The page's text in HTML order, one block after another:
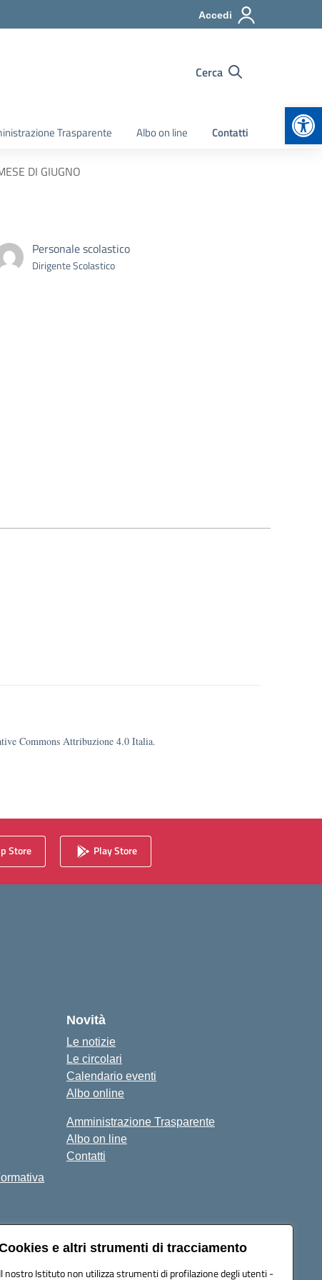
e altri strumenti di tracciamento
Il nostro Istituto non utilizza strumenti di profilazione degli utenti -
Accedi
Cerca
Trasparente Albo on line Contatti
DI GIUGNO
Personale scolastico
Dirigente Scolastico
Commons Attribuzione 4.0 Italia.
Store Play Store
Novità
Le notizie
Le circolari
Calendario eventi
Albo online
Amministrazione Trasparente
Albo on line
Contatti